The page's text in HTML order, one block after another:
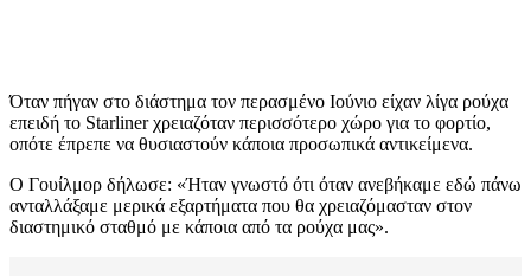
Όταν πήγαν στο διάστημα τον περασμένο Ιούνιο είχαν λίγα ρούχα
επειδή το Starliner χρειαζόταν περισσότερο χώρο για το φορτίο,
οπότε έπρεπε να θυσιαστούν κάποια προσωπικά αντικείμενα.
Ο Γουίλμορ δήλωσε: «Ήταν γνωστό ότι όταν ανεβήκαμε εδώ πάνω
ανταλλάξαμε μερικά εξαρτήματα που θα χρειαζόμασταν στον
διαστημικό σταθμό με κάποια από τα ρούχα μας».